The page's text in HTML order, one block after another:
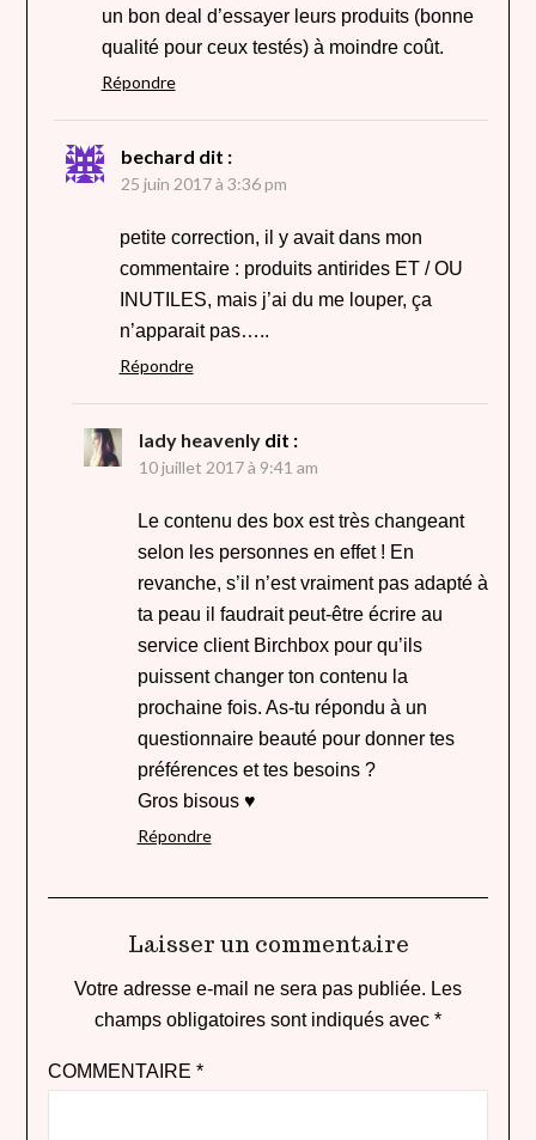
un bon deal d’essayer leurs produits (bonne
qualité pour ceux testés) à moindre coût.
Répondre
bechard dit :
25 juin 2017 à 3:36 pm
petite correction, il y avait dans mon
commentaire : produits antirides ET / OU
INUTILES, mais j’ai du me louper, ça
n’apparait pas…..
Répondre
lady heavenly dit :
10 juillet 2017 à 9:41 am
Le contenu des box est très changeant
selon les personnes en effet ! En
revanche, s’il n’est vraiment pas adapté à
ta peau il faudrait peut-être écrire au
service client Birchbox pour qu’ils
puissent changer ton contenu la
prochaine fois. As-tu répondu à un
questionnaire beauté pour donner tes
préférences et tes besoins ?
Gros bisous ♥
Répondre
Laisser un commentaire
Votre adresse e-mail ne sera pas publiée. Les
champs obligatoires sont indiqués avec *
COMMENTAIRE *